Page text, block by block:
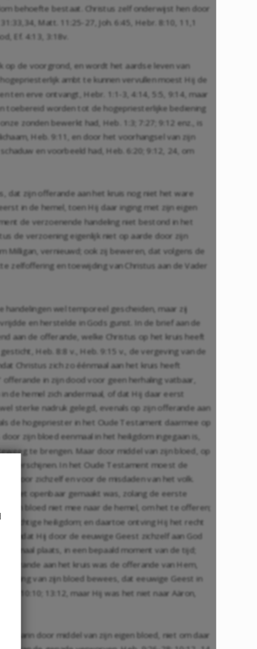
behoefte bestaat. Christus zelf onderwijst hen door
31:33 34 ,Matt. 11:25-27 Joh. 6:45 Hebr. 8:10 11 1
Ef. 4:13 3:18v.
de voorgrond, en wordt het aardse leven van
ambt te kunnen vervullen moest Hij de
ten erve ontvangt, Hebr. 1:1-3 4:14 5:5 9:14 , maar
toebereid worden tot de hogepriesterlijke bediening
zonden bewerkt had, Heb. 1:3 7:27 9:12 enz., is
Heb. 9:11 , en door het voorhangsel van zijn
en voorbeeld had, Heb. 6:20 9:12 24 , om
dat zijn offerande aan het kruis nog niet het ware
in de hemel, toen Hij daar inging met zijn eigen
de verzoenende handeling niet bestond in het
de verzoening eigenlijk niet op aarde door zijn
Milligan, vernieuwd; ook zij beweren, dat volgens de
zelfoffering en toewijding van Christus aan de Vader
wel temporeel gescheiden, maar zij
en herstelde in Gods gunst. In de brief aan de
aan de offerande, welke Christus op het kruis heeft
Heb. 8:8 v., Heb. 9:15 v., de vergeving van de
Christus zich zo éénmaal aan het kruis heeft
in zijn dood voor geen herhaling vatbaar,
de hemel zich andermaal, of dat Hij daar eerst
sterke nadruk gelegd, evenals op zijn offerande aan
de hogepriester in het Oude Testament daarmee op
zijn bloed eenmaal in het heiligdom ingegaan is,
te brengen. Maar door middel van zijn bloed, op
verschijnen. In het Oude Testament moest de
voor zichzelf en voor de misdaden van het volk.
niet openbaar gemaakt was, zolang de eerste
zijn bloed niet mee naar de hemel, om het te offeren;
heiligdom; en daartoe ontving Hij het recht
omdat Hij door de eeuwige Geest zichzelf aan God
plaats, in een bepaald moment van de tijd;
aan het kruis was de offerande van Hem,
van zijn bloed bewees, dat eeuwige Geest in
10:10; 13:12 , maar Hij was het niet naar Aäron,
daarin door middel van zijn eigen bloed, niet om daar